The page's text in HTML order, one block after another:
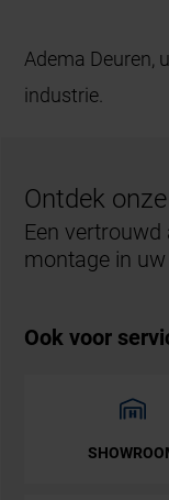
Adema Deuren,
industrie.
Ontdek
Een
montage in uw
Ook voor